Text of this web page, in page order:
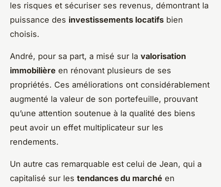
les risques et sécuriser ses revenus, démontrant la
puissance des investissements locatifs bien
choisis.
André, pour sa part, a misé sur la valorisation
immobilière en rénovant plusieurs de ses
propriétés. Ces améliorations ont considérablement
augmenté la valeur de son portefeuille, prouvant
qu’une attention soutenue à la qualité des biens
peut avoir un effet multiplicateur sur les
rendements.
Un autre cas remarquable est celui de Jean, qui a
capitalisé sur les tendances du marché en